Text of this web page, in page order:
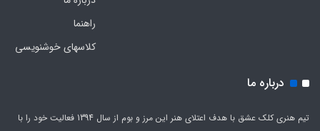
راهنما
کلاسهای خوشنویسی
درباره ما
تیم هنری کلک عشق با هدف اعتلای هنر این مرز و بوم از سال 1394 فعالیت خود را با